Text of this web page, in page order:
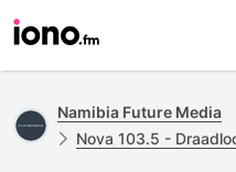
Namibia Future Media
Nova 103.5 -